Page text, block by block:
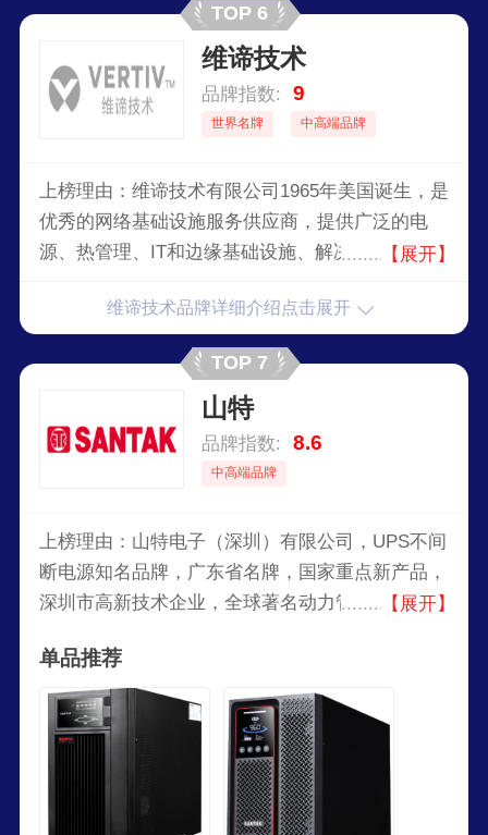
TOP 6
维谛技术
品牌指数: 9
世界名牌 中高端品牌
上榜理由：维谛技术有限公司1965年美国诞生，是
优秀的网络基础设施服务供应商，提供广泛的电
源、热管理、IT和边缘基础设施、解决方案和服务
【展开】
维谛技术品牌详细介绍点击展开
TOP 7
山特
品牌指数: 8.6
中高端品牌
上榜理由：山特电子（深圳）有限公司，UPS不间
断电源知名品牌，广东省名牌，国家重点新产品，
深圳市高新技术企业，全球著名动力管理公司
之一。
【展开】
单品推荐